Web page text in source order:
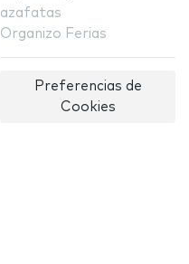
azafatas
Organizo Ferias
Preferencias de
Cookies